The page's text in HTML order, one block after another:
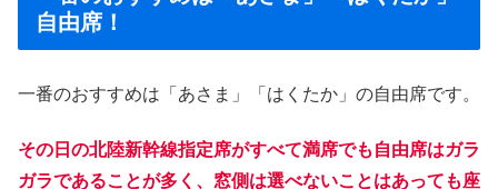
自由席！
一番のおすすめは「あさま」「はくたか」の自由席です。
その日の北陸新幹線指定席がすべて満席でも自由席はガラ
ガラであることが多く、窓側は選べないことはあっても座